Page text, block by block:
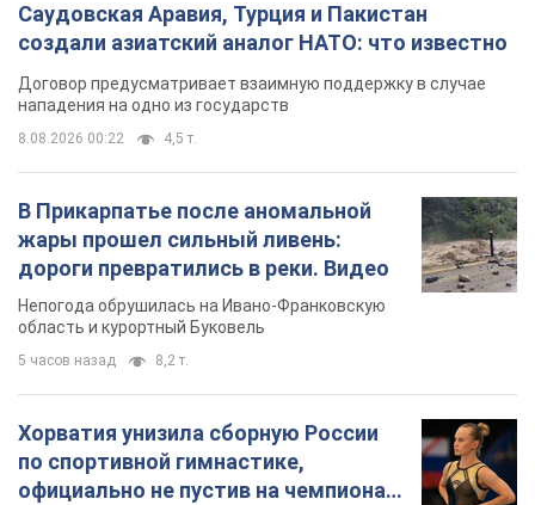
Саудовская Аравия, Турция и Пакистан
создали азиатский аналог НАТО: что известно
Договор предусматривает взаимную поддержку в случае
нападения на одно из государств
8.08.2026 00:22 4,5 т.
В Прикарпатье после аномальной
жары прошел сильный ливень:
дороги превратились в реки. Видео
Непогода обрушилась на Ивано-Франковскую
область и курортный Буковель
5 часов назад 8,2 т.
Хорватия унизила сборную России
по спортивной гимнастике,
официально не пустив на чемпионат